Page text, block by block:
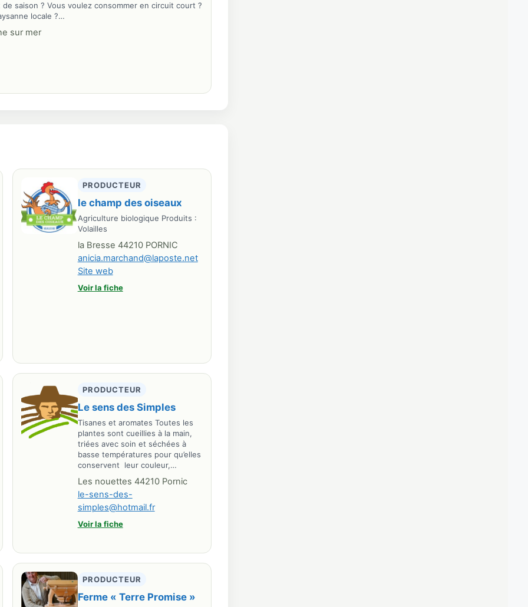
saison ? Vous voulez consommer en circuit court ?
locale ?…
sur mer
PRODUCTEUR
le champ des oiseaux
Agriculture biologique Produits :
Volailles
la Bresse 44210 PORNIC
anicia.marchand@laposte.net
Site web
Voir la fiche
PRODUCTEUR
Le sens des Simples
Tisanes et aromates Toutes les
plantes sont cueillies à la main,
triées avec soin et séchées à
basse températures pour qu’elles
conservent leur couleur,…
Les nouettes 44210 Pornic
le-sens-des-
simples@hotmail.fr
Voir la fiche
PRODUCTEUR
Ferme « Terre Promise »